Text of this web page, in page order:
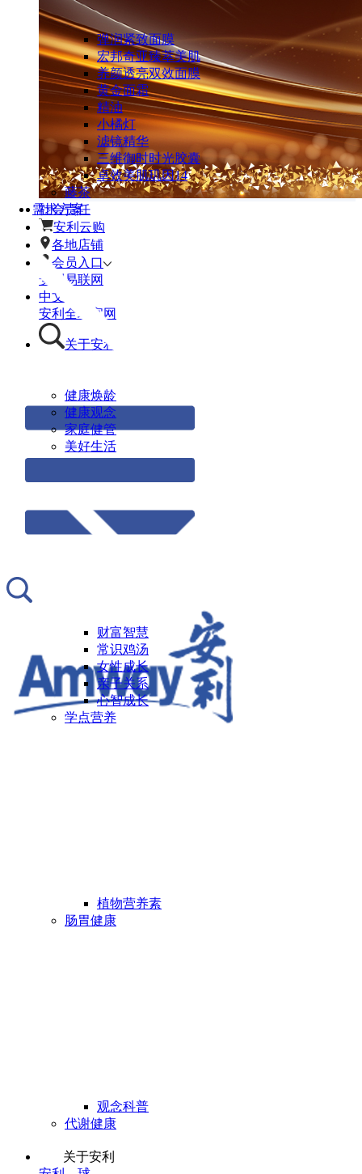
社会责任
安利云购
各地店铺
会员入口
安利易联网
中文
安利全球官网
关于安利
关于安利
弹润紧致面膜
宏邦奇亚臻萃美肌
养颜透亮双效面膜
黄金面霜
精油
小橘灯
滤镜精华
三维御时时光胶囊
卓效美肌玑因14
藤茶
需求方案
健康焕龄
健康观念
家庭健管
美好生活
财富智慧
常识鸡汤
女性成长
亲子关系
心智成长
学点营养
植物营养素
肠胃健康
观念科普
代谢健康